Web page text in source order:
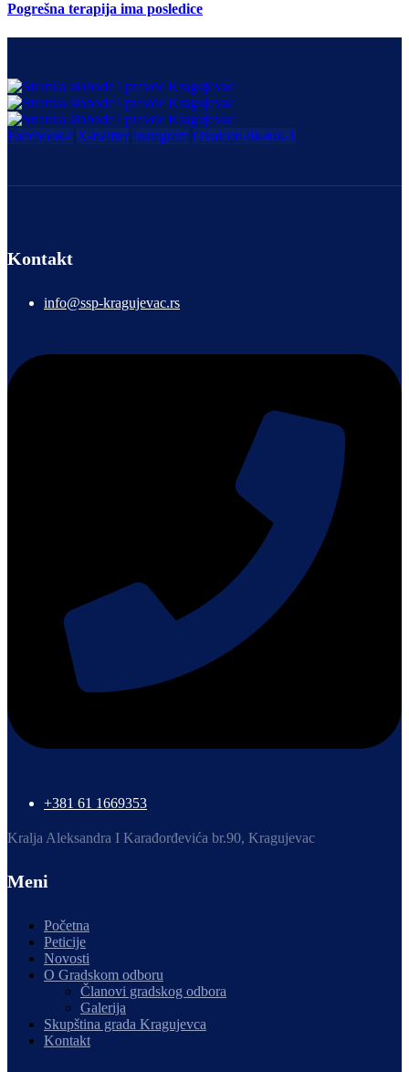
Pogrešna terapija ima posledice
Facebook-f X-twitter Instagram Ovaicon-tik-tok-1
Kontakt
info@ssp-kragujevac.rs
+381 61 1669353
Kralja Aleksandra I Karađorđevića br.90, Kragujevac
Meni
Početna
Peticije
Novosti
O Gradskom odboru
Članovi gradskog odbora
Galerija
Skupština grada Kragujevca
Kontakt